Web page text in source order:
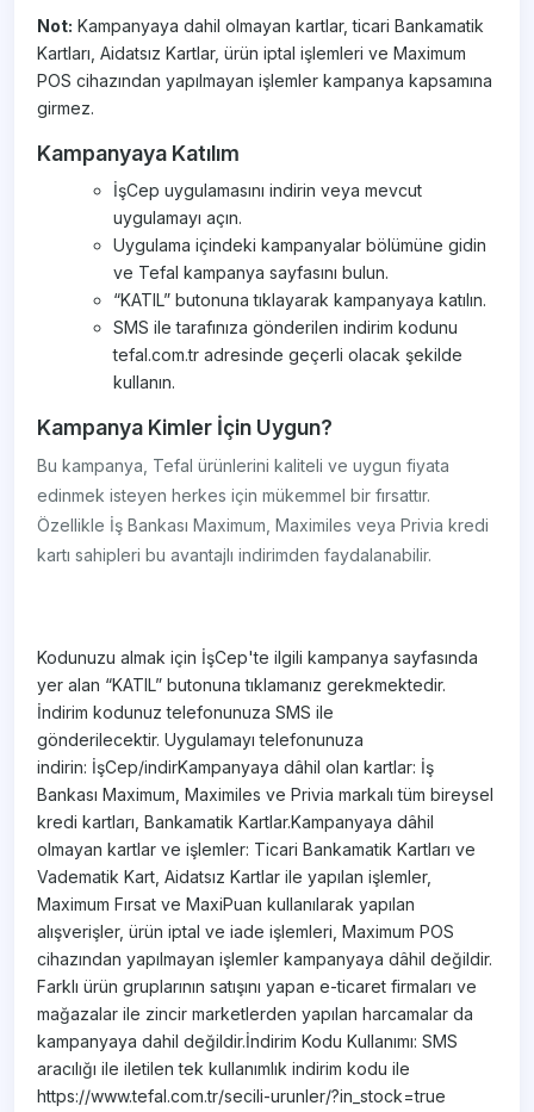
Not: Kampanyaya dahil olmayan kartlar, ticari Bankamatik
Kartları, Aidatsız Kartlar, ürün iptal işlemleri ve Maximum
POS cihazından yapılmayan işlemler kampanya kapsamına
girmez.
Kampanyaya Katılım
İşCep uygulamasını indirin veya mevcut
uygulamayı açın.
Uygulama içindeki kampanyalar bölümüne gidin
ve Tefal kampanya sayfasını bulun.
“KATIL” butonuna tıklayarak kampanyaya katılın.
SMS ile tarafınıza gönderilen indirim kodunu
tefal.com.tr adresinde geçerli olacak şekilde
kullanın.
Kampanya Kimler İçin Uygun?
Bu kampanya, Tefal ürünlerini kaliteli ve uygun fiyata
edinmek isteyen herkes için mükemmel bir fırsattır.
Özellikle İş Bankası Maximum, Maximiles veya Privia kredi
kartı sahipleri bu avantajlı indirimden faydalanabilir.
​Kodunuzu almak için İşCep'te ilgili kampanya sayfasında
yer alan “KATIL” butonuna tıklamanız gerekmektedir.
İndirim kodunuz telefonunuza SMS ile
gönderilecektir. Uygulamayı telefonunuza
indirin: İşCep/indirKampanyaya dâhil olan kartlar: İş
Bankası Maximum, Maximiles ve Privia markalı tüm bireysel
kredi kartları, Bankamatik Kartlar.Kampanyaya dâhil
olmayan kartlar ve işlemler: Ticari Bankamatik Kartları ve
Vadematik Kart, Aidatsız Kartlar ile yapılan işlemler,
Maximum Fırsat ve MaxiPuan kullanılarak yapılan
alışverişler, ürün iptal ve iade işlemleri, Maximum POS
cihazından yapılmayan işlemler kampanyaya dâhil değildir.
Farklı ürün gruplarının satışını yapan e-ticaret firmaları ve
mağazalar ile zincir marketlerden yapılan harcamalar da
kampanyaya dahil değildir.İndirim Kodu Kullanımı: SMS
aracılığı ile iletilen tek kullanımlık indirim kodu ile
https://www.tefal.com.tr/secili-urunler/?in_stock=true